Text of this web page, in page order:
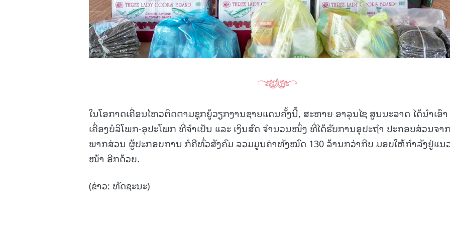
ໃນໂອກາດເຄື່ອນໄຫວຕິດຕາມຊຸກຍູ້ວຽກງານຊາຍແດນຄັ້ງນີ້, ສະຫາຍ ອາລຸນໄຊ ສູນນະລາດ ໄດ້ນຳເອົາ
ເຄື່ອງບໍລິໂພກ-ອຸປະໂພກ ທີ່ຈຳເປັນ ແລະ ເງິນສົດ ຈຳນວນໜຶ່ງ ທີ່ໄດ້ຮັບການອຸປະຖຳ ປະກອບສ່ວນຈາ
ພາກສ່ວນ ຜູ້ປະກອບການ ກໍຄືທົ່ວສັງຄົມ ລວມມູນຄ່າທັງໝົດ 130 ລ້ານກວ່າກີບ ມອບໃຫ້ກຳລັງຢູ່ແນ
ໜ້າ ອີກດ້ວຍ.
(ຂ່າວ: ທັດຊະນະ)